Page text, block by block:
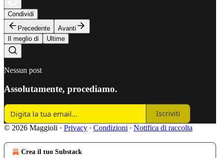
Condividi
Precedente
Avanti
Il meglio di
Ultime
Nessun post
Assolutamente, procediamo.
Iscriviti
© 2026 Maggioli · Privacy ∙ Condizioni ∙ Notifica di raccolta
Crea il tuo Substack